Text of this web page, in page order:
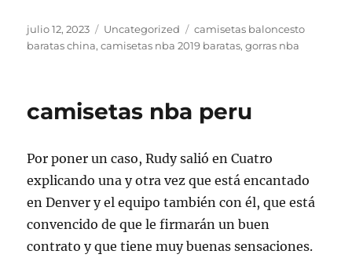
Publicado
el
julio 12, 2023 Categorías
Uncategorized Etiquetas
camisetas baloncesto
baratas china,camisetas nba 2019 baratas,gorras nba
camisetas nba peru
Por poner un caso, Rudy salió en Cuatro
explicando una y otra vez que está encantado
en Denver y el equipo también con él, que está
convencido de que le firmarán un buen
contrato y que tiene muy buenas sensaciones.